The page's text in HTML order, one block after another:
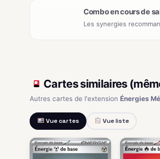
Combo en cours de
Les synergies
Cartes similaires
Autres cartes de l'extension Énergies
Vue cartes Vue liste